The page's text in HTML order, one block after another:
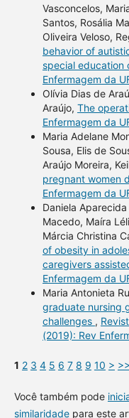
Vasconcelos,
Santos, Rosália
Oliveira Veloso,
behavior of
special education
Enfermagem da
Olívia Dias de
Araújo, The
Enfermagem da
Maria Adelane
Sousa, Elis de
Araújo Moreira,
pregnant women
Enfermagem da
Daniela
Macedo, Maíra
Márcia Christina
of obesity in
caregivers
Enfermagem da
Maria Antonieta
graduate nursing
challenges ,
(2019): Rev
1 2 3 4 5 6 7 8 9 10 > >>
Você também pode
similaridadepara este